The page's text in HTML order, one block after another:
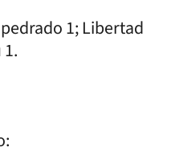
1; Libertad